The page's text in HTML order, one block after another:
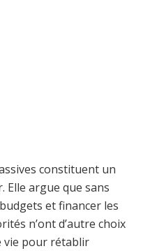
constituent un
Elle argue que sans
et financer les
n’ont d’autre choix
vie pour rétablir